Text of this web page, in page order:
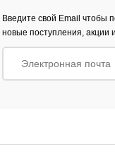
Введите свой Email чтобы
новые поступления, акции